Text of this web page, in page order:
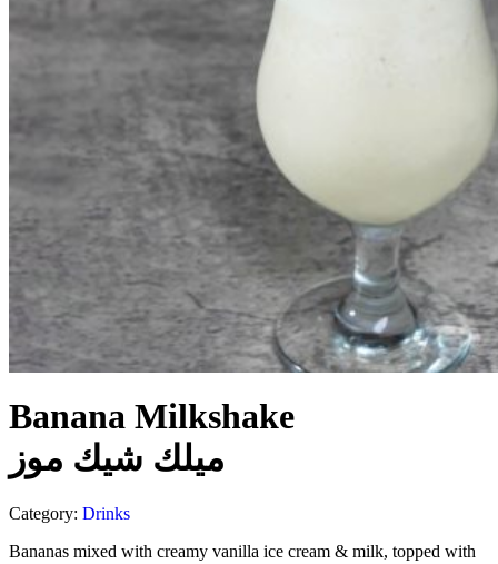
Banana Milkshake
ميلك شيك موز
Category: Drinks
Bananas mixed with creamy vanilla ice cream & milk, topped with